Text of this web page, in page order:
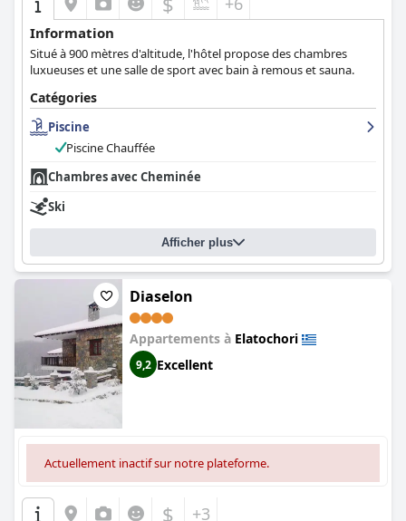
Information
Situé à 900 mètres d'altitude, l'hôtel propose des chambres
luxueuses et une salle de sport avec bain à remous et sauna.
Catégories
Piscine
Piscine Chauffée
Chambres avec Cheminée
Ski
Afficher plus
Diaselon
Appartements à Elatochori
9,2 Excellent
Actuellement inactif sur notre plateforme.
$ +3